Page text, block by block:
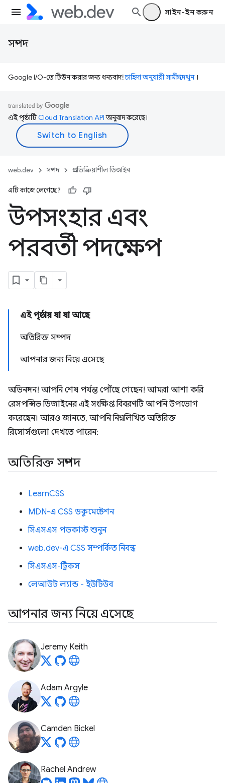
সাইন-ইন করুন
সম্পদ
Google I/O-তে টিউন করার জন্য ধন্যবাদ!চাহিদা অনুযায়ী সামগ্রী দেখুন।
এই পৃষ্ঠাটিCloud Translation APIঅনুবাদ করেছে।
web.dev সম্পদ প্রতিক্রিয়াশীল ডিজাইন
এটি কাজে লেগেছে?
উপসংহার এবং
পরবর্তী পদক্ষেপ
এই পৃষ্ঠায় যা যা আছে
অতিরিক্ত সম্পদ
আপনার জন্য নিয়ে এসেছে
অভিনন্দন! আপনি শেষ পর্যন্ত পৌঁছে গেছেন! আমরা আশা করি
রেসপন্সিভ ডিজাইনের এই সংক্ষিপ্ত বিবরণটি আপনি উপভোগ
করেছেন। আরও জানতে, আপনি নিম্নলিখিত অতিরিক্ত
রিসোর্সগুলো দেখতে পারেন:
অতিরিক্ত সম্পদ
LearnCSS
MDN-এ CSS ডকুমেন্টেশন
সিএসএস পডকাস্ট শুনুন
web.dev-এ CSS সম্পর্কিত নিবন্ধ
সিএসএস-ট্রিকস
লেআউট ল্যান্ড - ইউটিউব
আপনার জন্য নিয়ে এসেছে
Jeremy Keith
Adam Argyle
Camden Bickel
Rachel Andrew